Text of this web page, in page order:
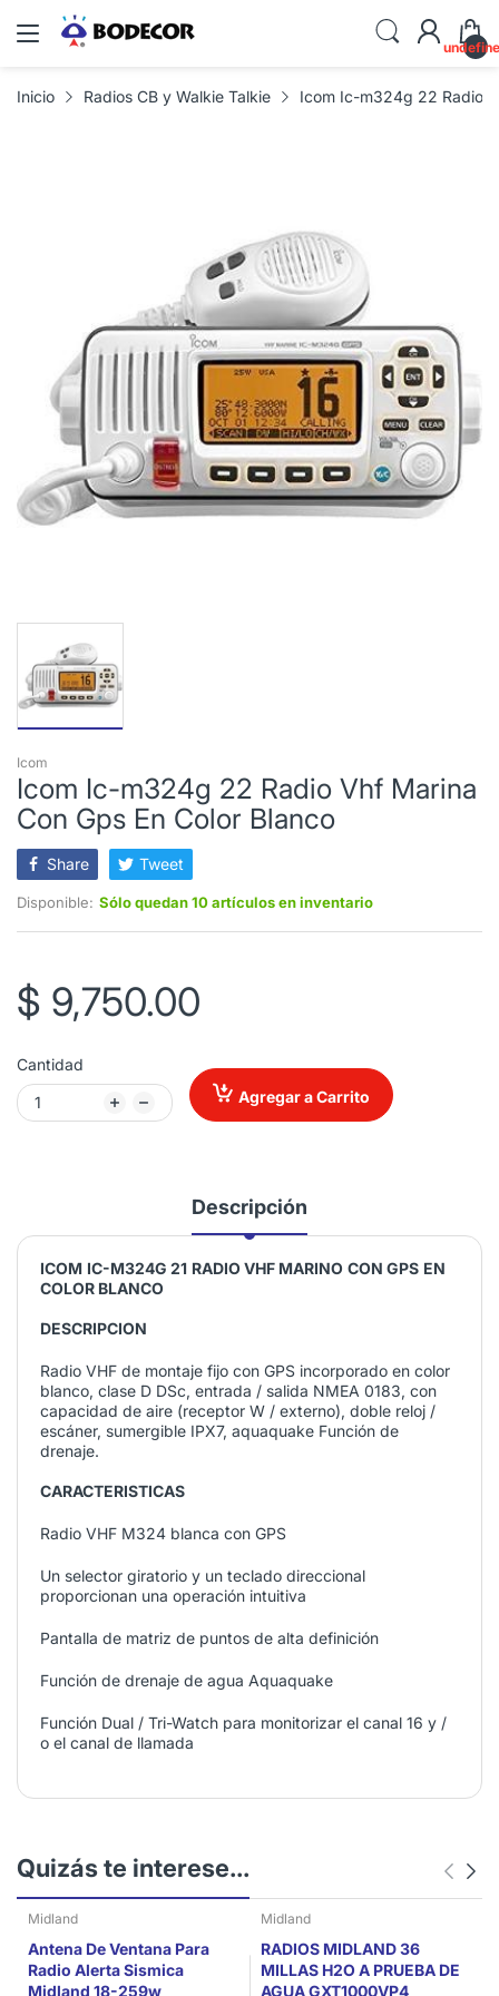
Inicio Radios CB y Walkie Talkie Icom Ic-m324g 22 Radio
Icom
Icom Ic-m324g 22 Radio Vhf Marina
Con Gps En Color Blanco
Share Tweet
Disponible: Sólo quedan 10 artículos en inventario
$ 9,750.00
Cantidad
Agregar a Carrito
Descripción
ICOM IC-M324G 21 RADIO VHF MARINO CON GPS EN
COLOR BLANCO
DESCRIPCION
Radio VHF de montaje fijo con GPS incorporado en color
blanco, clase D DSc, entrada / salida NMEA 0183, con
capacidad de aire (receptor W / externo), doble reloj /
escáner, sumergible IPX7, aquaquake Función de
drenaje.
CARACTERISTICAS
Radio VHF M324 blanca con GPS
Un selector giratorio y un teclado direccional
proporcionan una operación intuitiva
Pantalla de matriz de puntos de alta definición
Función de drenaje de agua Aquaquake
Función Dual / Tri-Watch para monitorizar el canal 16 y /
o el canal de llamada
Quizás te interese...
Midland
Antena De Ventana Para
Radio Alerta Sismica
Midland 18-259w
Midland
RADIOS MIDLAND 36
MILLAS H2O A PRUEBA DE
AGUA GXT1000VP4